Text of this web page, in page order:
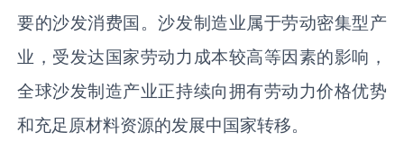
要的沙发消费国。沙发制造业属于劳动密集型产
业，受发达国家劳动力成本较高等因素的影响，
全球沙发制造产业正持续向拥有劳动力价格优势
和充足原材料资源的发展中国家转移。